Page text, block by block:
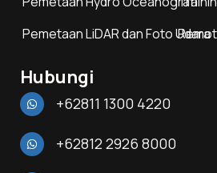
Pemetaan LiDAR dan Foto Udara
Hubungi
+62811 1300 4220
+62812 2926 8000